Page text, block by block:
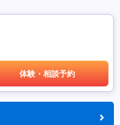
体験・相談予約